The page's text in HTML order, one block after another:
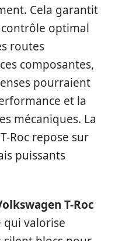
Cela garantit
optimal
routes
composantes,
pourraient
et la
mécaniques. La
Roc repose sur
puissants
T-Roc
qui valorise